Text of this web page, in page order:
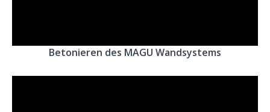
Betonieren des MAGU Wandsystems